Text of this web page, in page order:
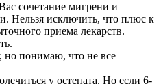
сочетание мигрени и
Нельзя исключить, что плюс к
приема лекарств.
понимаю, что не все
у остепата. Но если 6-